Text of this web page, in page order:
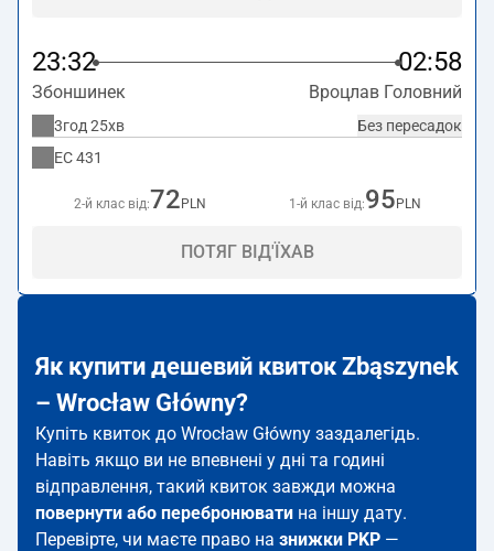
23:32 02:58
Збоншинек Вроцлав Головний
Без пересадок
3год 25хв
EC431
2-й клас від:72 PLN 1-й клас від:95 PLN
ПОТЯГ ВІД'ЇХАВ
Як купити дешевий квиток Zbąszynek
– Wrocław Główny?
Купіть квиток до Wrocław Główny заздалегідь.
Навіть якщо ви не впевнені у дні та годині
відправлення, такий квиток завжди можна
повернути або перебронювати на іншу дату.
Перевірте, чи маєте право на знижки PKP —